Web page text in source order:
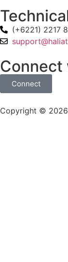
(+6221) 2217
Connect
Connect
Copyright ©